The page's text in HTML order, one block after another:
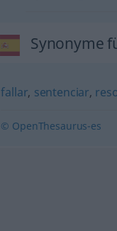
Synonyme
fallar, sentenciar,
© OpenThesaurus-es